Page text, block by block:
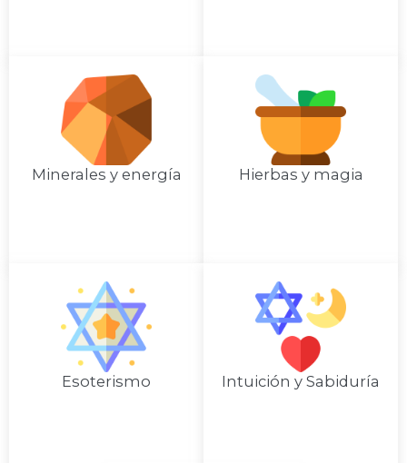
Minerales y energía Hierbas y magia
Esoterismo Intuición y Sabiduría